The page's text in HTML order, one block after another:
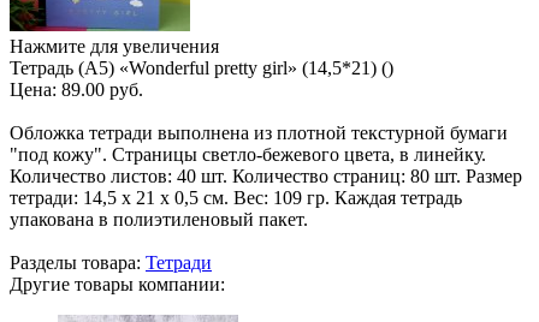
Нажмите для увеличения
Тетрадь (A5) «Wonderful pretty girl» (14,5*21) ()
Цена: 89.00 руб.
Обложка тетради выполнена из плотной текстурной бумаги
"под кожу". Страницы светло-бежевого цвета, в линейку.
Количество листов: 40 шт. Количество страниц: 80 шт. Размер
тетради: 14,5 х 21 х 0,5 см. Вес: 109 гр. Каждая тетрадь
упакована в полиэтиленовый пакет.
Разделы товара: Тетради
Другие товары компании: